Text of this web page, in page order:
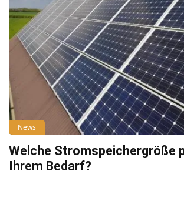
News
Welche Stromspeichergröße
Ihrem Bedarf?